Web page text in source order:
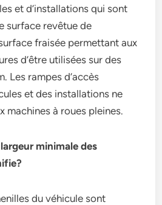
et d’installations qui sont
surface revêtue de
fraisée permettant aux
d’être utilisées sur des
Les rampes d’accès
et des installations ne
machines à roues pleines.
minimale des
du véhicule sont